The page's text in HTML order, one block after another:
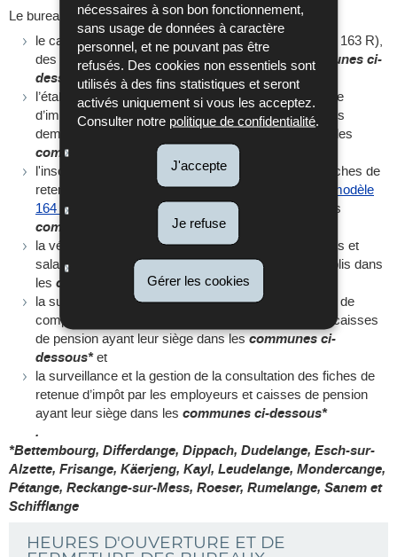
nécessaires à son bon fonctionnement,
sans usage de données à caractère
personnel, et ne pouvant pas être
refusés. Des cookies non essentiels sont
utilisés à des fins statistiques et seront
activés uniquement si vous les acceptez.
Consulter notre politique de confidentialité
J'accepte
Je refuse
Gérer les cookies
Le bureau RTS Esch-sur-Alzetteestcompétent pour
le calcul du décompte annuel, sur demande (modèle 163 R),
des salariés et pensionnés résidant dans lescommunes ci-
dessous*;
l’établissement et la mise à jour des fiches de retenue
d’impôt de l'année en cours, sans intervention et sans
demande des salariés ou pensionnés résidant dans les
communes ci-dessous*
l'inscription des modérations ou la rectification des fiches de
retenue d'impôt de l'année en cours, sur demande (
modèle
164 R ), des salariés ou pensionnés résidant dans les
communes ci-dessous*;
la vérification de la retenue d'impôt sur les traitements et
salaires des employeurs ou caisses de pension établis dans
les communes ci-dessous* :
la surveillance et la gestion de la rentrée des extraits de
compte de salaire et de pension des employeurs et caisses
de pension ayant leur siège dans lescommunes ci-
dessous*et
la surveillance et la gestion de la consultation des fiches de
retenue d’impôt par les employeurs et caisses de pension
ayant leur siège dans les communes ci-dessous*
.
*Bettembourg, Differdange, Dippach, Dudelange, Esch-sur-
Alzette, Frisange, Käerjeng, Kayl, Leudelange, Mondercange,
Pétange, Reckange-sur-Mess, Roeser, Rumelange, Sanem et
Schifflange
HEURES D'OUVERTURE ET DE